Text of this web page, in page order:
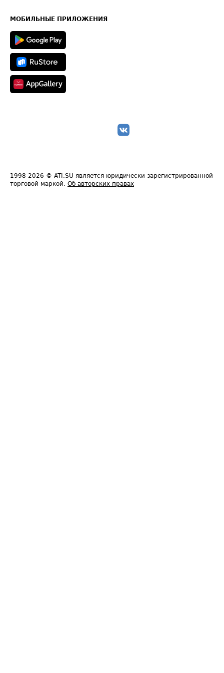
Техническая информация
МОБИЛЬНЫЕ ПРИЛОЖЕНИЯ
1998-2026 © ATI.SU является юридически зарегистрированной
торговой маркой. Об авторских правах